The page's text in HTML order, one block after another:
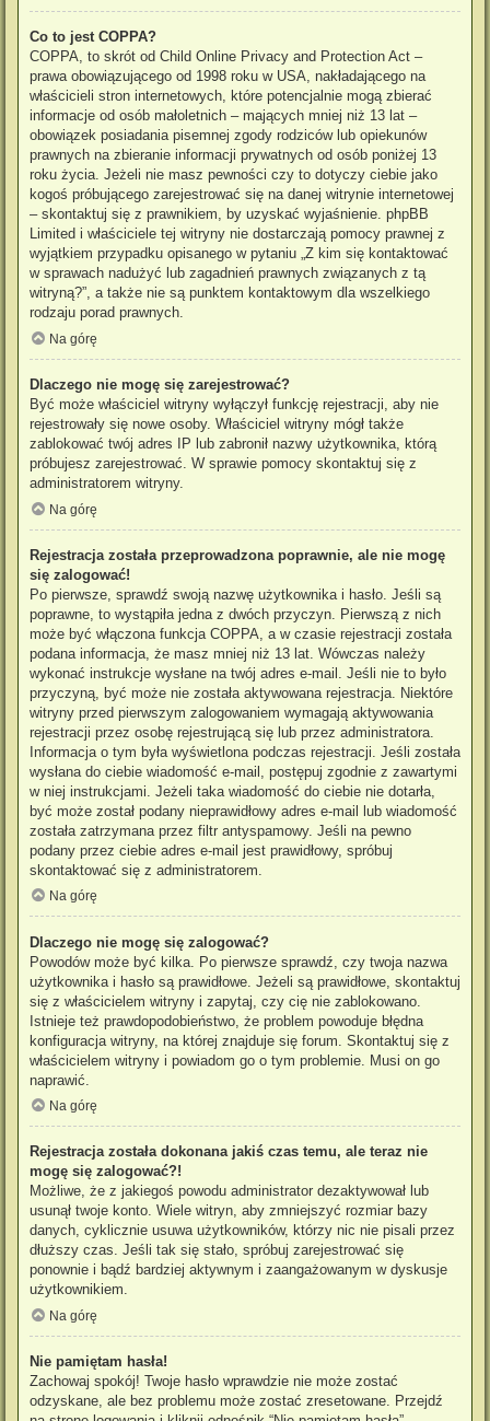
Co to jest COPPA?
COPPA, to skrót od Child Online Privacy and Protection Act –
prawa obowiązującego od 1998 roku w USA, nakładającego na
właścicieli stron internetowych, które potencjalnie mogą zbierać
informacje od osób małoletnich – mających mniej niż 13 lat –
obowiązek posiadania pisemnej zgody rodziców lub opiekunów
prawnych na zbieranie informacji prywatnych od osób poniżej 13
roku życia. Jeżeli nie masz pewności czy to dotyczy ciebie jako
kogoś próbującego zarejestrować się na danej witrynie internetowej
– skontaktuj się z prawnikiem, by uzyskać wyjaśnienie. phpBB
Limited i właściciele tej witryny nie dostarczają pomocy prawnej z
wyjątkiem przypadku opisanego w pytaniu „Z kim się kontaktować
w sprawach nadużyć lub zagadnień prawnych związanych z tą
witryną?”, a także nie są punktem kontaktowym dla wszelkiego
rodzaju porad prawnych.
Na górę
Dlaczego nie mogę się zarejestrować?
Być może właściciel witryny wyłączył funkcję rejestracji, aby nie
rejestrowały się nowe osoby. Właściciel witryny mógł także
zablokować twój adres IP lub zabronił nazwy użytkownika, którą
próbujesz zarejestrować. W sprawie pomocy skontaktuj się z
administratorem witryny.
Na górę
Rejestracja została przeprowadzona poprawnie, ale nie mogę
się zalogować!
Po pierwsze, sprawdź swoją nazwę użytkownika i hasło. Jeśli są
poprawne, to wystąpiła jedna z dwóch przyczyn. Pierwszą z nich
może być włączona funkcja COPPA, a w czasie rejestracji została
podana informacja, że masz mniej niż 13 lat. Wówczas należy
wykonać instrukcje wysłane na twój adres e-mail. Jeśli nie to było
przyczyną, być może nie została aktywowana rejestracja. Niektóre
witryny przed pierwszym zalogowaniem wymagają aktywowania
rejestracji przez osobę rejestrującą się lub przez administratora.
Informacja o tym była wyświetlona podczas rejestracji. Jeśli została
wysłana do ciebie wiadomość e-mail, postępuj zgodnie z zawartymi
w niej instrukcjami. Jeżeli taka wiadomość do ciebie nie dotarła,
być może został podany nieprawidłowy adres e-mail lub wiadomość
została zatrzymana przez filtr antyspamowy. Jeśli na pewno
podany przez ciebie adres e-mail jest prawidłowy, spróbuj
skontaktować się z administratorem.
Na górę
Dlaczego nie mogę się zalogować?
Powodów może być kilka. Po pierwsze sprawdź, czy twoja nazwa
użytkownika i hasło są prawidłowe. Jeżeli są prawidłowe, skontaktuj
się z właścicielem witryny i zapytaj, czy cię nie zablokowano.
Istnieje też prawdopodobieństwo, że problem powoduje błędna
konfiguracja witryny, na której znajduje się forum. Skontaktuj się z
właścicielem witryny i powiadom go o tym problemie. Musi on go
naprawić.
Na górę
Rejestracja została dokonana jakiś czas temu, ale teraz nie
mogę się zalogować?!
Możliwe, że z jakiegoś powodu administrator dezaktywował lub
usunął twoje konto. Wiele witryn, aby zmniejszyć rozmiar bazy
danych, cyklicznie usuwa użytkowników, którzy nic nie pisali przez
dłuższy czas. Jeśli tak się stało, spróbuj zarejestrować się
ponownie i bądź bardziej aktywnym i zaangażowanym w dyskusje
użytkownikiem.
Na górę
Nie pamiętam hasła!
Zachowaj spokój! Twoje hasło wprawdzie nie może zostać
odzyskane, ale bez problemu może zostać zresetowane. Przejdź